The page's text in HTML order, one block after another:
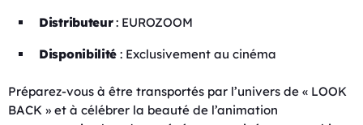
Distributeur: EUROZOOM
Disponibilité : Exclusivement au cinéma
Préparez-vous à être transportés par l’univers de « LOOK
BACK » et à célébrer la beauté de l’animation